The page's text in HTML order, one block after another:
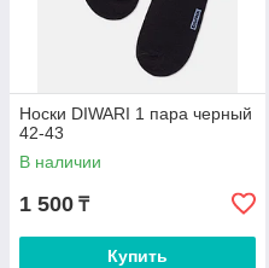
Носки DIWARI 1 пара черный
42-43
В наличии
1 500 ₸
Купить